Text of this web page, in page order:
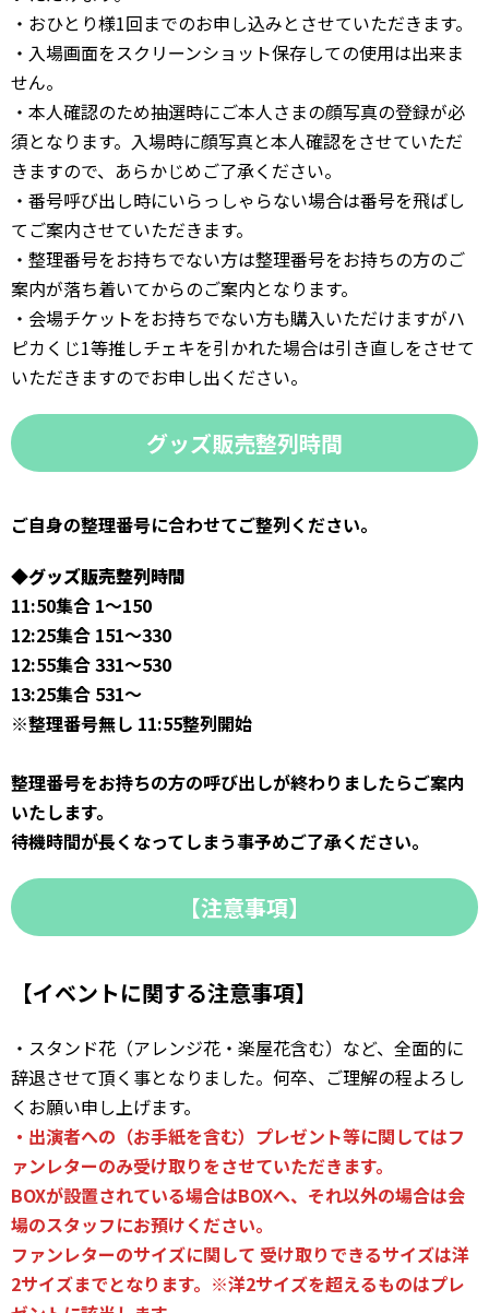
・おひとり様1回までのお申し込みとさせていただきます。
・入場画面をスクリーンショット保存しての使用は出来ま
せん。
・本人確認のため抽選時にご本人さまの顔写真の登録が必
須となります。入場時に顔写真と本人確認をさせていただ
きますので、あらかじめご了承ください。
・番号呼び出し時にいらっしゃらない場合は番号を飛ばし
てご案内させていただきます。
・整理番号をお持ちでない方は整理番号をお持ちの方のご
案内が落ち着いてからのご案内となります。
・会場チケットをお持ちでない方も購入いただけますがハ
ピカくじ1等推しチェキを引かれた場合は引き直しをさせて
いただきますのでお申し出ください。
グッズ販売整列時間
ご自身の整理番号に合わせてご整列ください。
◆グッズ販売整列時間
11:50集合 1～150
12:25集合 151～330
12:55集合 331～530
13:25集合 531〜
※整理番号無し 11:55整列開始
整理番号をお持ちの方の呼び出しが終わりましたらご案内
いたします。
待機時間が長くなってしまう事予めご了承ください。
【注意事項】
【イベントに関する注意事項】
・スタンド花（アレンジ花・楽屋花含む）など、全面的に
辞退させて頂く事となりました。何卒、ご理解の程よろし
くお願い申し上げます。
・出演者への（お手紙を含む）プレゼント等に関してはフ
ァンレターのみ受け取りをさせていただきます。
BOXが設置されている場合はBOXへ、それ以外の場合は会
場のスタッフにお預けください。
ファンレターのサイズに関して 受け取りできるサイズは洋
2サイズまでとなります。※洋2サイズを超えるものはプレ